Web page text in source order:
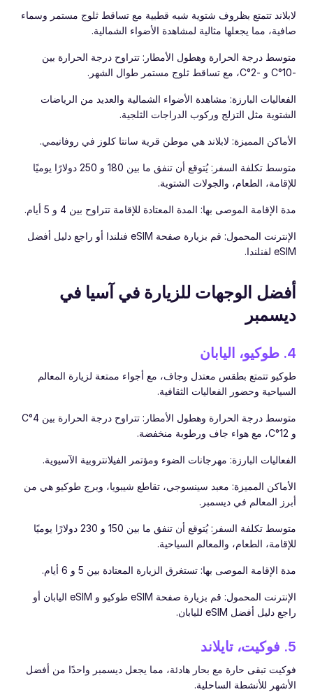
لابلاند تتمتع بظروف شتوية شبه قطبية مع تساقط ثلوج مستمر وسماء
صافية، مما يجعلها مثالية لمشاهدة الأضواء الشمالية.
متوسط درجة الحرارة وهطول الأمطار: تتراوح درجة الحرارة بين
-10°C و -2°C، مع تساقط ثلوج مستمر طوال الشهر.
الفعاليات البارزة: مشاهدة الأضواء الشمالية والعديد من الرياضات
الشتوية مثل التزلج وركوب الدراجات الثلجية.
الأماكن المميزة: لابلاند هي موطن قرية سانتا كلوز في روفانيمي.
متوسط تكلفة السفر: يُتوقع أن تنفق ما بين 180 و 250 دولارًا يوميًا
للإقامة، الطعام، والجولات الشتوية.
مدة الإقامة الموصى بها: المدة المعتادة للإقامة تتراوح بين 4 و 5 أيام.
الإنترنت المحمول: قم بزيارة صفحة eSIM فنلندا أو راجع دليل أفضل
eSIM لفنلندا.
أفضل الوجهات للزيارة في آسيا في
ديسمبر
4. طوكيو، اليابان
طوكيو تتمتع بطقس معتدل وجاف، مع أجواء ممتعة لزيارة المعالم
السياحية وحضور الفعاليات الثقافية.
متوسط درجة الحرارة وهطول الأمطار: تتراوح درجة الحرارة بين 4°C
و 12°C، مع هواء جاف ورطوبة منخفضة.
الفعاليات البارزة: مهرجانات الضوء ومؤتمر الفيلانتروبية الآسيوية.
الأماكن المميزة: معبد سينسوجي، تقاطع شيبويا، وبرج طوكيو هي من
أبرز المعالم في ديسمبر.
متوسط تكلفة السفر: يُتوقع أن تنفق ما بين 150 و 230 دولارًا يوميًا
للإقامة، الطعام، والمعالم السياحية.
مدة الإقامة الموصى بها: تستغرق الزيارة المعتادة بين 5 و 6 أيام.
الإنترنت المحمول: قم بزيارة صفحة eSIM طوكيو و eSIM اليابان أو
راجع دليل أفضل eSIM لليابان.
5. فوكيت، تايلاند
فوكيت تبقى حارة مع بحار هادئة، مما يجعل ديسمبر واحدًا من أفضل
الأشهر للأنشطة الساحلية.